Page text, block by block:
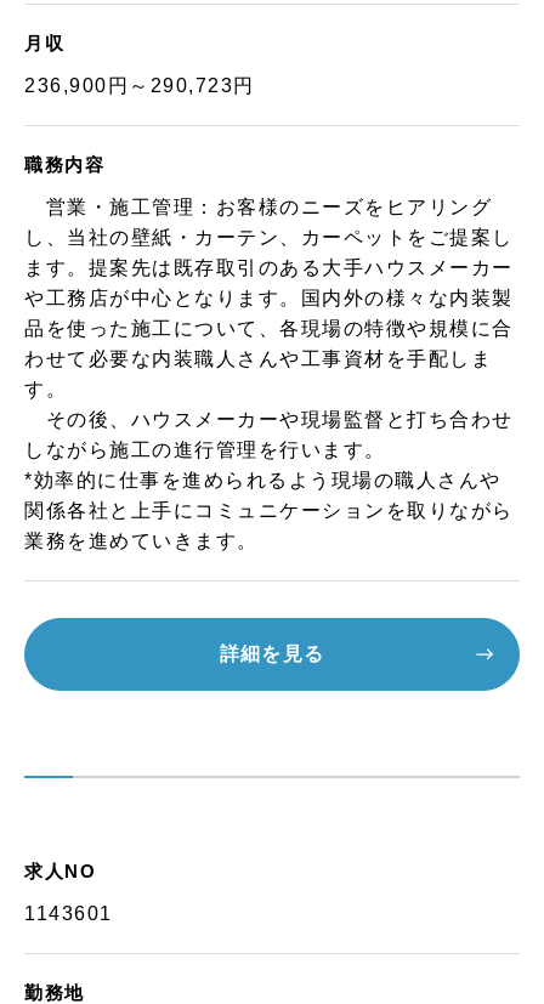
月収
236,900円～290,723円
職務内容
営業・施工管理：お客様のニーズをヒアリング
し、当社の壁紙・カーテン、カーペットをご提案し
ます。提案先は既存取引のある大手ハウスメーカー
や工務店が中心となります。国内外の様々な内装製
品を使った施工について、各現場の特徴や規模に合
わせて必要な内装職人さんや工事資材を手配しま
す。
その後、ハウスメーカーや現場監督と打ち合わせ
しながら施工の進行管理を行います。
*効率的に仕事を進められるよう現場の職人さんや
関係各社と上手にコミュニケーションを取りながら
業務を進めていきます。
詳細を見る
求人NO
1143601
勤務地